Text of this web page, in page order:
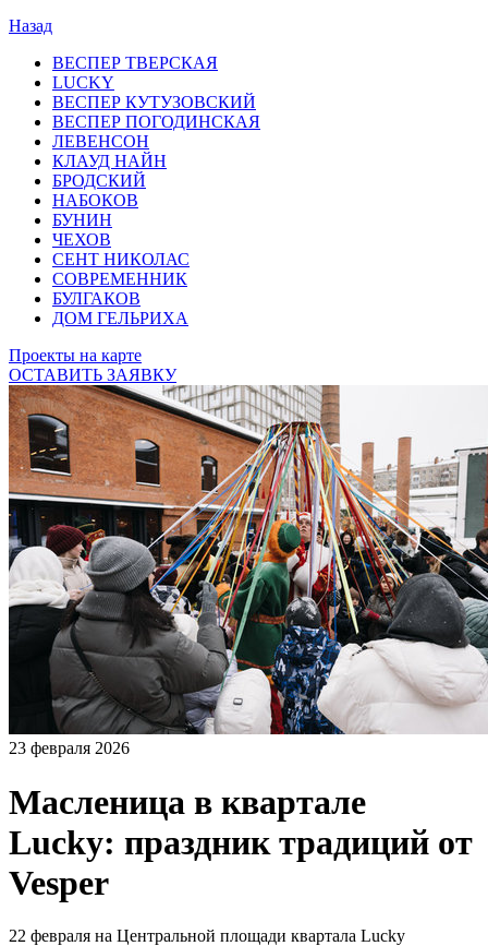
Назад
ВЕСПЕР ТВЕРСКАЯ
LUCKY
ВЕСПЕР КУТУЗОВСКИЙ
ВЕСПЕР ПОГОДИНСКАЯ
ЛЕВЕНСОН
КЛАУД НАЙН
БРОДСКИЙ
НАБОКОВ
БУНИН
ЧЕХОВ
СЕНТ НИКОЛАС
СОВРЕМЕННИК
БУЛГАКОВ
ДОМ ГЕЛЬРИХА
Проекты на карте
ОСТАВИТЬ ЗАЯВКУ
23 февраля 2026
Масленица в квартале
Lucky: праздник традиций от
Vesper
22 февраля на Центральной площади квартала Lucky